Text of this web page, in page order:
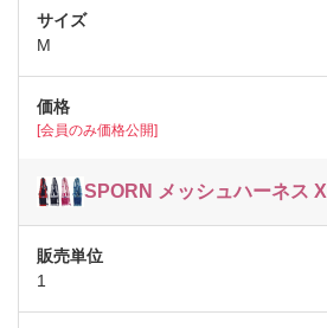
M
[会員のみ価格公開]
SPORN メッシュハーネス
1